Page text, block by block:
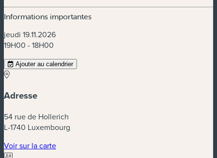
Informations importantes
jeudi 19.11.2026
19H00 - 18H00
Ajouter au calendrier
Adresse
54 rue de Hollerich
L-1740 Luxembourg
Voir sur la carte(nouvelle fenêtre)